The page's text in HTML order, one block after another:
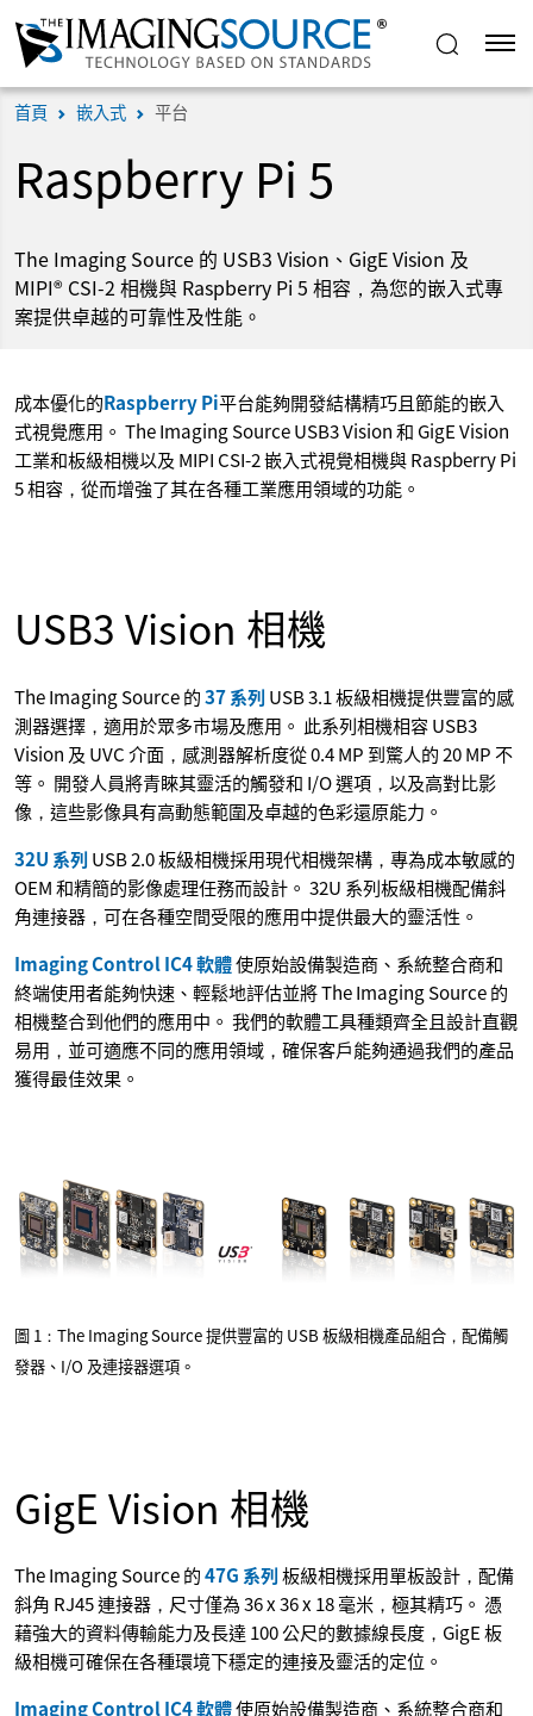
首頁 嵌入式 平台
Raspberry Pi 5
The Imaging Source 的 USB3 Vision、GigE Vision 及
MIPI® CSI-2 相機與 Raspberry Pi 5 相容，為您的嵌入式專
案提供卓越的可靠性及性能。
成本優化的Raspberry Pi平台能夠開發結構精巧且節能的嵌入
式視覺應用。 The Imaging Source USB3 Vision 和 GigE Vision
工業和板級相機以及 MIPI CSI-2 嵌入式視覺相機與 Raspberry Pi
5 相容，從而增強了其在各種工業應用領域的功能。
USB3 Vision 相機
The Imaging Source 的37 系列 USB 3.1 板級相機提供豐富的感
測器選擇，適用於眾多市場及應用。 此系列相機相容 USB3
Vision 及 UVC 介面，感測器解析度從 0.4 MP 到驚人的 20 MP 不
等。 開發人員將青睞其靈活的觸發和 I/O 選項，以及高對比影
像，這些影像具有高動態範圍及卓越的色彩還原能力。
32U 系列 USB 2.0 板級相機採用現代相機架構，專為成本敏感的
OEM 和精簡的影像處理任務而設計。 32U 系列板級相機配備斜
角連接器，可在各種空間受限的應用中提供最大的靈活性。
Imaging Control IC4 軟體使原始設備製造商、系統整合商和
終端使用者能夠快速、輕鬆地評估並將 The Imaging Source 的
相機整合到他們的應用中。 我們的軟體工具種類齊全且設計直觀
易用，並可適應不同的應用領域，確保客戶能夠通過我們的產品
獲得最佳效果。
圖 1：The Imaging Source 提供豐富的 USB 板級相機產品組合，配備觸
發器、I/O 及連接器選項。
GigE Vision 相機
The Imaging Source 的47G 系列板級相機採用單板設計，配備
斜角 RJ45 連接器，尺寸僅為 36 x 36 x 18 毫米，極其精巧。 憑
藉強大的資料傳輸能力及長達 100 公尺的數據線長度，GigE 板
級相機可確保在各種環境下穩定的連接及靈活的定位。
Imaging Control IC4 軟體使原始設備製造商、系統整合商和